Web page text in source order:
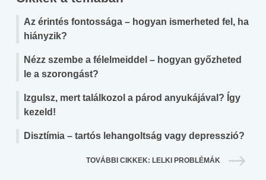
Az érintés fontossága – hogyan ismerheted fel, ha
hiányzik?
Nézz szembe a félelmeiddel – hogyan győzheted
le a szorongást?
Izgulsz, mert találkozol a párod anyukájával? Így
kezeld!
Disztímia – tartós lehangoltság vagy depresszió?
TOVÁBBI CIKKEK: LELKI PROBLÉMÁK